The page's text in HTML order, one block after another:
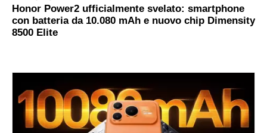
Honor Power2 ufficialmente svelato: smartphone
con batteria da 10.080 mAh e nuovo chip Dimensity
8500 Elite